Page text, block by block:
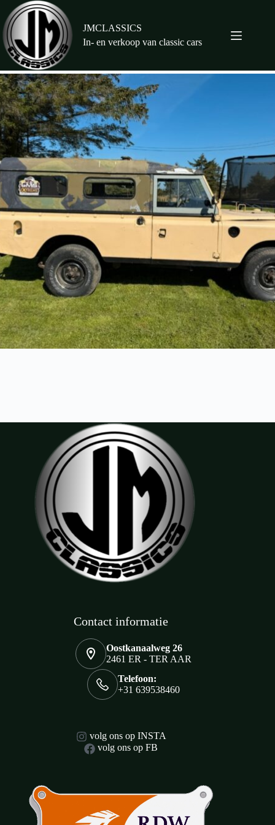
naar
de
inhoud
JMCLASSICS
In- en verkoop van classic cars
Contact informatie
Oostkanaalweg 26
2461 ER - TER AAR
Telefoon:
+31 639538460
volg ons op INSTA
volg ons op FB